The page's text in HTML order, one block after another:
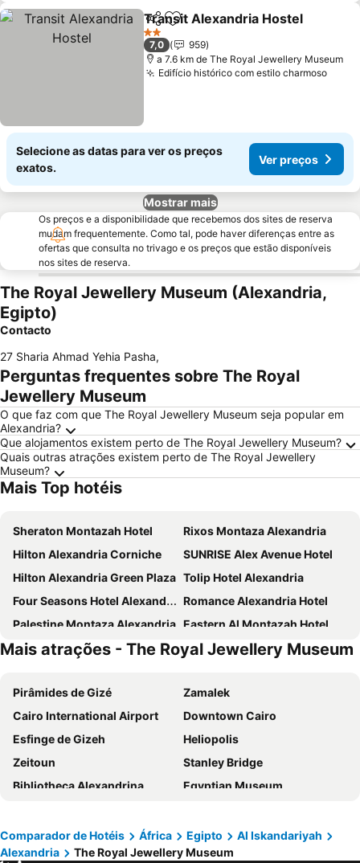
PartilharAdicionar aos favoritos
Transit Alexandria Hostel
2 Estrelas
7,0
959
a 7.6 km de The Royal Jewellery Museum
Edifício histórico com estilo charmoso
Selecione as datas para ver os preços
exatos.
Ver preços
Mostrar mais
Os preços e a disponibilidade que recebemos dos sites de reserva
mudam frequentemente. Como tal, pode haver diferenças entre as
ofertas que consulta no trivago e os preços que estão disponíveis
nos sites de reserva.
The Royal Jewellery Museum (Alexandria,
Egipto)
Contacto
27 Sharia Ahmad Yehia Pasha,
Perguntas frequentes sobre The Royal
Jewellery Museum
O que faz com que The Royal Jewellery Museum seja popular em
Alexandria?
Que alojamentos existem perto de The Royal Jewellery Museum?
Quais outras atrações existem perto de The Royal Jewellery
Museum?
Mais Top hotéis
Sheraton Montazah Hotel
Rixos Montaza Alexandria
Hilton Alexandria Corniche
SUNRISE Alex Avenue Hotel
Hilton Alexandria Green Plaza Tolip Hotel Alexandria
Four Seasons Hotel Alexandria At San Stefano
Romance Alexandria Hotel
Palestine Montaza Alexandria Eastern Al Montazah Hotel
Crowne Plaza Alexandria Mirage
Windsor Palace Luxury Heritage Hotel Since 1906 by Paradise Inn Group
Plaza Hotel Alexandria
Amoun
Jewel San Stefano Hotel
Alexander The Great Hotel
Helnan Mamoura Hotel & Events Center
Xu San Stefano Hotel Alexandria
Steigenberger Cecil Hotel
Helnan Palace Hotel - Adults Only
Le Metropole Luxury Heritage Hotel Since 1902 by Paradise Inn Group
Miramar Boutique Hotel
Cherry Maryski
Mais atrações - The Royal Jewellery Museum
Pirâmides de Gizé
Zamalek
Cairo International Airport
Downtown Cairo
Esfinge de Gizeh
Heliopolis
Zeitoun
Stanley Bridge
Bibliotheca Alexandrina
Egyptian Museum
Borg El Arab Airport
Cairo Tower
Pyramids Sound and Light Show
Nile Street
Comparador de Hotéis África Egipto
Al Iskandariyah
Alexandria
The Royal Jewellery Museum